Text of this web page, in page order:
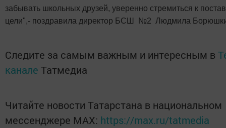
забывать школьных друзей, уверенно стремиться к
цели",- поздравила директор БСШ №2 Людмила
Следите за самым важным и интересным в
канале Татмедиа
Читайте новости Татарстана в национальном
мессенджере MАХ: https://max.ru/tatmedia